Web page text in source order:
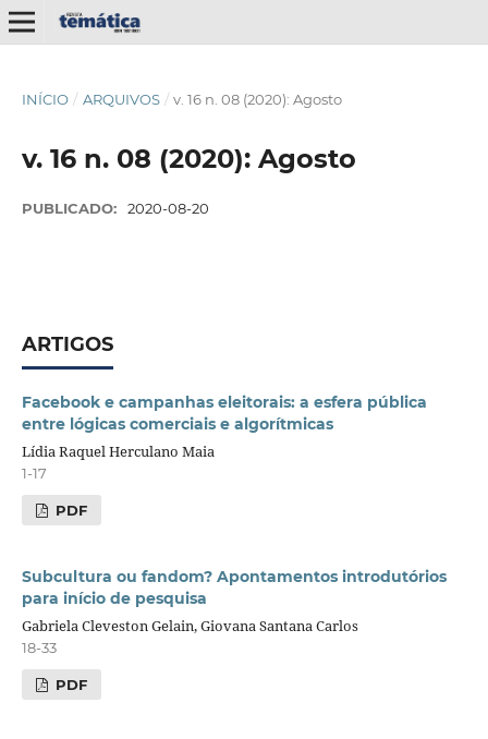
INÍCIO / ARQUIVOS / v. 16 n. 08 (2020): Agosto
v. 16 n. 08 (2020): Agosto
PUBLICADO: 2020-08-20
ARTIGOS
Facebook e campanhas eleitorais: a esfera pública
entre lógicas comerciais e algorítmicas
Lídia Raquel Herculano Maia
1-17
PDF
Subcultura ou fandom? Apontamentos introdutórios
para início de pesquisa
Gabriela Cleveston Gelain, Giovana Santana Carlos
18-33
PDF